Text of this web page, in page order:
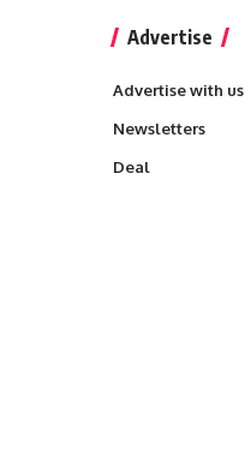
Advertise
Advertise with us
Newsletters
Deal